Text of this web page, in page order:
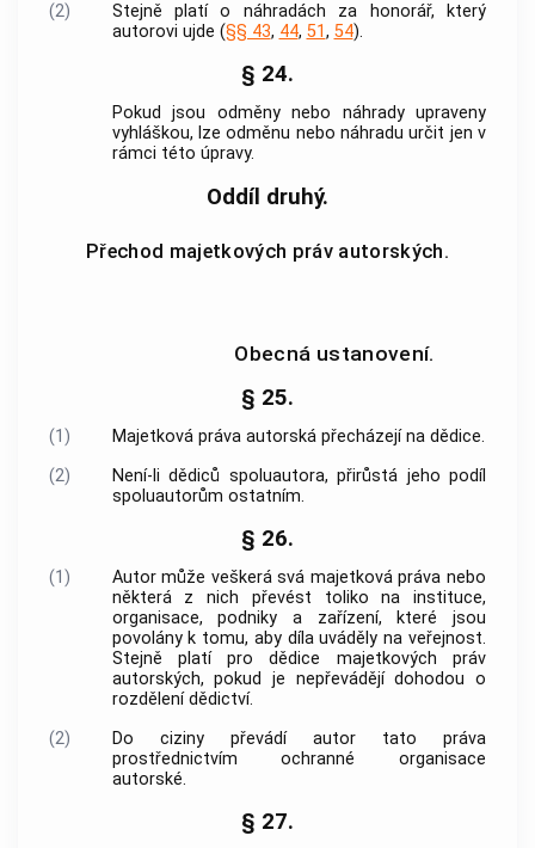
(2)
Stejně platí o náhradách za honorář, který
autorovi ujde (§§ 43, 44, 51, 54).
§ 24.
Pokud jsou odměny nebo náhrady upraveny
vyhláškou, lze odměnu nebo náhradu určit jen v
rámci této úpravy.
Oddíl druhý.
Přechod majetkových práv autorských.
Obecná ustanovení.
§ 25.
(1)
Majetková práva autorská přecházejí na dědice.
(2)
Není-li dědiců spoluautora, přirůstá jeho podíl
spoluautorům ostatním.
§ 26.
(1)
Autor může veškerá svá majetková práva nebo
některá z nich převést toliko na instituce,
organisace, podniky a zařízení, které jsou
povolány k tomu, aby díla uváděly na veřejnost.
Stejně platí pro dědice majetkových práv
autorských, pokud je nepřevádějí dohodou o
rozdělení dědictví.
(2)
Do ciziny převádí autor tato práva
prostřednictvím ochranné organisace
autorské.
§ 27.